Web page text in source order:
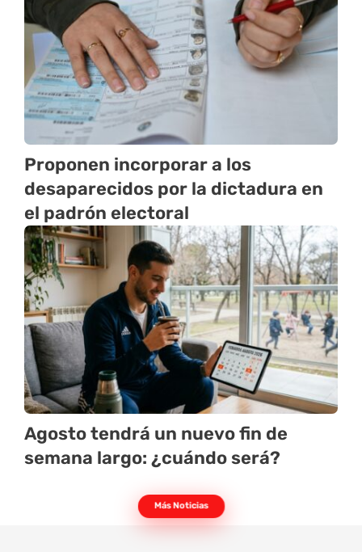
Proponen incorporar a los
desaparecidos por la dictadura en
el padrón electoral
Agosto tendrá un nuevo fin de
semana largo: ¿cuándo será?
Más Noticias